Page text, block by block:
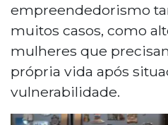
empreendedorismo
muitos casos, como
mulheres que
própria vida após
vulnerabilidade.